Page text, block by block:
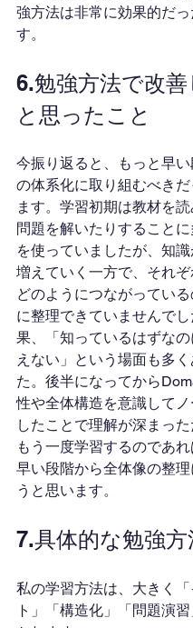
強方法は非常に効果的だっ
す。
6.勉強方法で改
と思ったこと
今振り返ると、もっと早
の体系化に取り組むべき
ます。学習初期は教材を読
問題を解いたりすること
を使っていましたが、知
増えていく一方で、それ
どのようにつながってい
に整理できていませんで
果、「知っているはずな
えない」という場面も多
た。後半になってから
性や全体構造を意識して
したことで理解が深まっ
もう一度学習するのであ
早い段階から全体像の整
うと思います。
7.具体的な勉強方
私の学習方法は、大きく「
ト」「構造化」「問題演